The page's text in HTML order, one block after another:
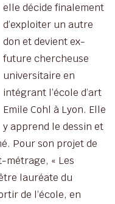
elle décide finalement
d’exploiter un autre
don et devient ex-
future chercheuse
universitaire en
intégrant l’école d’art
Emile Cohl à Lyon. Elle
y apprend le dessin et
Pour son projet de
métrage, « Les
lauréate du
de l’école, en